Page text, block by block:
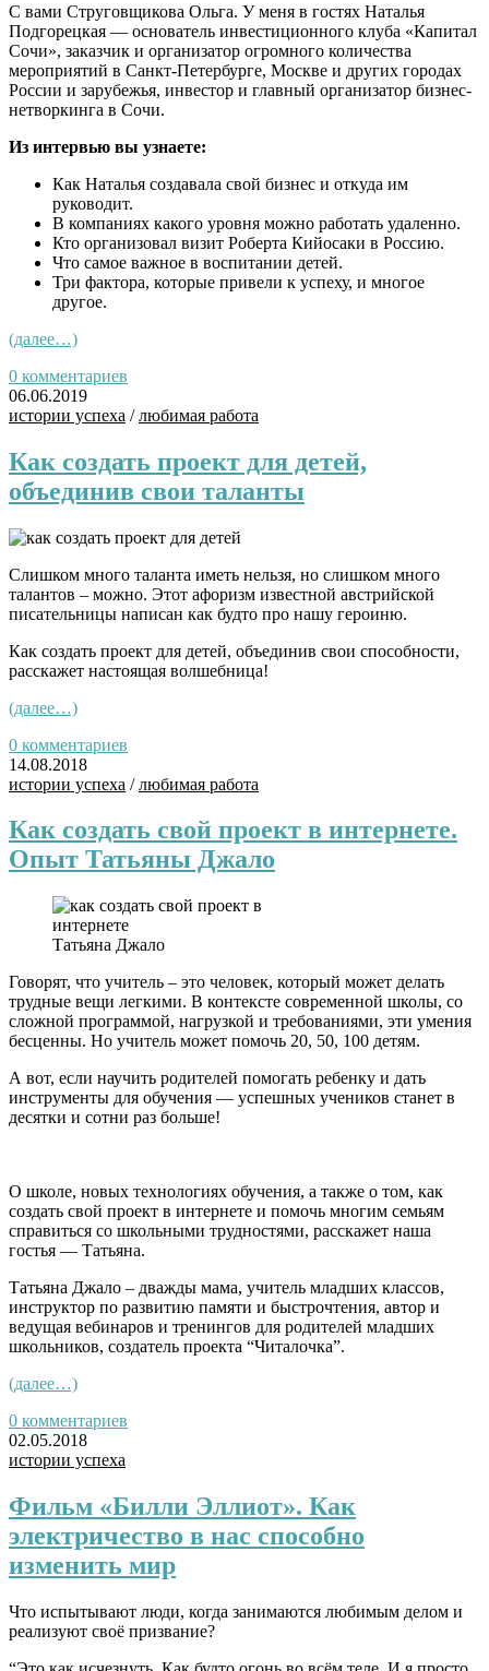
С вами Струговщикова Ольга. У меня в гостях Наталья
Подгорецкая — основатель инвестиционного клуба «Капитал
Сочи», заказчик и организатор огромного количества
мероприятий в Санкт-Петербурге, Москве и других городах
России и зарубежья, инвестор и главный организатор бизнес-
нетворкинга в Сочи.
Из интервью вы узнаете:
Как Наталья создавала свой бизнес и откуда им
руководит.
В компаниях какого уровня можно работать удаленно.
Кто организовал визит Роберта Кийосаки в Россию.
Что самое важное в воспитании детей.
Три фактора, которые привели к успеху, и многое
другое.
(далее…)
0 комментариев
06.06.2019
истории успеха /любимая работа
Как создать проект для детей,
объединив свои таланты
Слишком много таланта иметь нельзя, но слишком много
талантов – можно. Этот афоризм известной австрийской
писательницы написан как будто про нашу героиню.
Как создать проект для детей, объединив свои способности,
расскажет настоящая волшебница!
(далее…)
0 комментариев
14.08.2018
истории успеха /любимая работа
Как создать свой проект в интернете.
Опыт Татьяны Джало
Татьяна Джало
Говорят, что учитель – это человек, который может делать
трудные вещи легкими. В контексте современной школы, со
сложной программой, нагрузкой и требованиями, эти умения
бесценны. Но учитель может помочь 20, 50, 100 детям.
А вот, если научить родителей помогать ребенку и дать
инструменты для обучения — успешных учеников станет в
десятки и сотни раз больше!
О школе, новых технологиях обучения, а также о том, как
создать свой проект в интернете и помочь многим семьям
справиться со школьными трудностями, расскажет наша
гостья — Татьяна.
Татьяна Джало – дважды мама, учитель младших классов,
инструктор по развитию памяти и быстрочтения, автор и
ведущая вебинаров и тренингов для родителей младших
школьников, создатель проекта “Читалочка”.
(далее…)
0 комментариев
02.05.2018
истории успеха
Фильм «Билли Эллиот». Как
электричество в нас способно
изменить мир
Что испытывают люди, когда занимаются любимым делом и
реализуют своё призвание?